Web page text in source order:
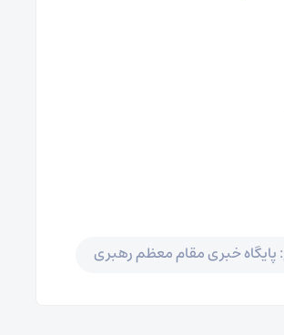
پایگاه خبری مقام معظم رهبری